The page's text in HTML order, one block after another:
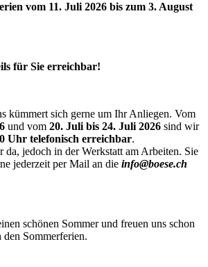
vom 11. Juli 2026 bis zum 3. August
für Sie erreichbar!
kümmert sich gerne um Ihr Anliegen. Vom
und vom 20. Juli bis 24. Juli 2026 sind wir
Uhr telefonisch erreichbar.
da, jedoch in der Werkstatt am Arbeiten. Sie
jederzeit per Mail an die info@boese.ch
schönen Sommer und freuen uns schon
Sommerferien.